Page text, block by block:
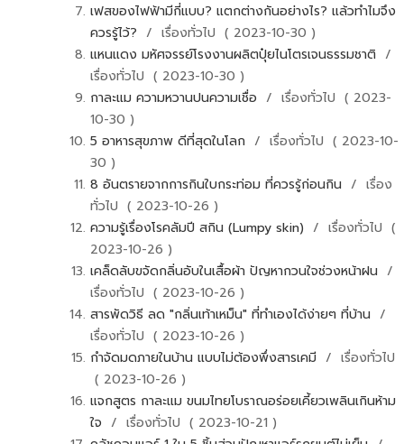
เฟสของไฟฟ้ามีกี่แบบ? แตกต่างกันอย่างไร? แล้วทำไมจึง
ควรรู้ไว้? / เรื่องทั่วไป ( 2023-10-30 )
แหนแดง มหัศจรรย์โรงงานผลิตปุ๋ยไนโตรเจนธรรมชาติ /
เรื่องทั่วไป ( 2023-10-30 )
กา​ละแม​ ความหวานปนความเชื่อ / เรื่องทั่วไป ( 2023-
10-30 )
5 อาหารสุขภาพ ดีที่สุดในโลก / เรื่องทั่วไป ( 2023-10-
30 )
8 อันตรายจากการกินใบกระท่อม ที่ควรรู้ก่อนกิน / เรื่อง
ทั่วไป ( 2023-10-26 )
ความรู้เรื่องโรคลัมปี สกิน (Lumpy skin) / เรื่องทั่วไป (
2023-10-26 )
เคล็ดลับขจัดกลิ่นอับในเสื้อผ้า ปัญหากวนใจช่วงหน้าฝน /
เรื่องทั่วไป ( 2023-10-26 )
สารพัดวิธี ลด "กลิ่นเท้าเหม็น" ที่ทำเองได้ง่ายๆ ที่บ้าน /
เรื่องทั่วไป ( 2023-10-26 )
กำจัดมดภายในบ้าน แบบไม่ต้องพึ่งสารเคมี / เรื่องทั่วไป
( 2023-10-26 )
แจกสูตร กา​ละแม​ ขนมไทยโบราณอร่อยเคี้ยวเพลินเกินห้าม
ใจ / เรื่องทั่วไป ( 2023-10-21 )